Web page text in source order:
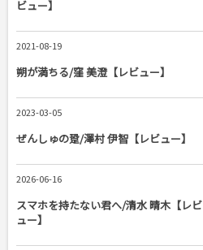
ビュー】
2021-08-19
朔が満ちる/窪 美澄【レビュー】
2023-03-05
ぜんしゅの跫/澤村 伊智【レビュー】
2026-06-16
スマホを持たない君へ/清水 晴木【レビ
ュー】